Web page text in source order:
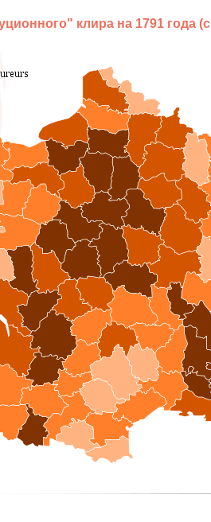
клира на 1791 года (с